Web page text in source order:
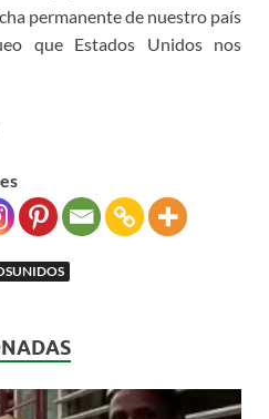
permanente de nuestro país
que Estados Unidos nos